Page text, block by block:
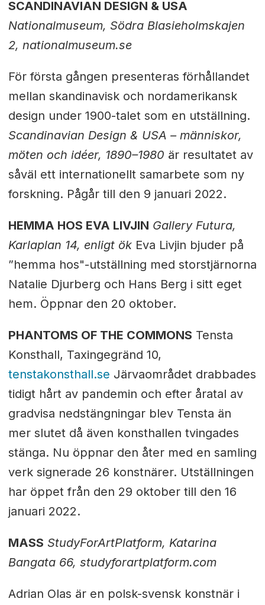
SCANDINAVIAN DESIGN & USA
Nationalmuseum, Södra Blasieholmskajen
2, nationalmuseum.se
För första gången presenteras förhållandet
mellan skandinavisk och nordamerikansk
design under 1900-talet som en utställning.
Scandinavian Design & USA – människor,
möten och idéer, 1890–1980 är resultatet av
såväl ett internationellt samarbete som ny
forskning. Pågår till den 9 januari 2022.
HEMMA HOS EVA LIVJIN Gallery Futura,
Karlaplan 14, enligt ökEva Livjin bjuder på
”hemma hos"-utställning med storstjärnorna
Natalie Djurberg och Hans Berg i sitt eget
hem. Öppnar den 20 oktober.
PHANTOMS OF THE COMMONS Tensta
Konsthall, Taxingegränd 10,
tenstakonsthall.se Järvaområdet drabbades
tidigt hårt av pandemin och efter åratal av
gradvisa nedstängningar blev Tensta än
mer slutet då även konsthallen tvingades
stänga. Nu öppnar den åter med en samling
verk signerade 26 konstnärer. Utställningen
har öppet från den 29 oktober till den 16
januari 2022.
MASS StudyForArtPlatform, Katarina
Bangata 66, studyforartplatform.com
Adrian Olas är en polsk-svensk konstnär i